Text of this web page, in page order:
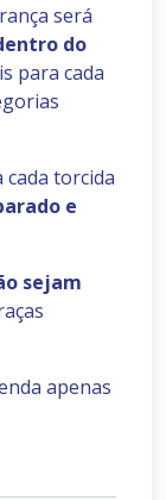
será
do
para cada
cada torcida
e
sejam
apenas